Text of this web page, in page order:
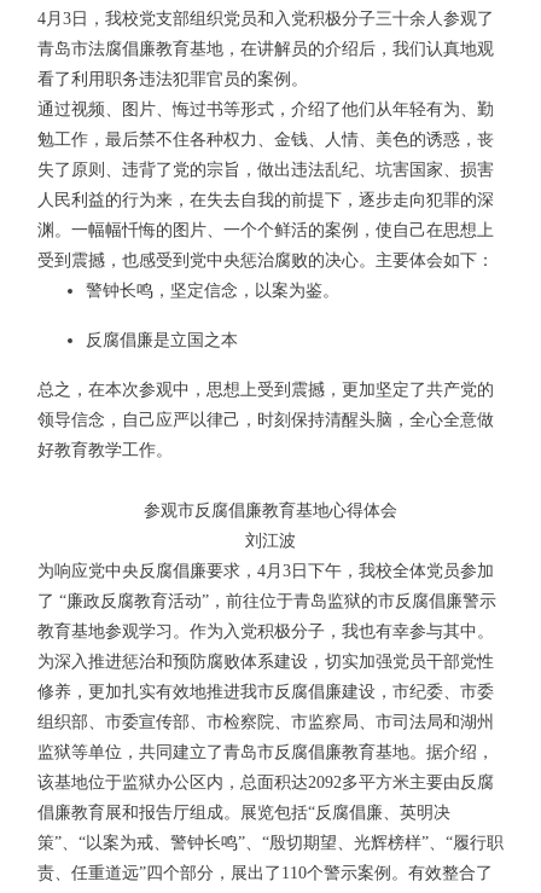
4月3日，我校党支部组织党员和入党积极分子三十余人参观了
青岛市法腐倡廉教育基地，在讲解员的介绍后，我们认真地观
看了利用职务违法犯罪官员的案例。
通过视频、图片、悔过书等形式，介绍了他们从年轻有为、勤
勉工作，最后禁不住各种权力、金钱、人情、美色的诱惑，丧
失了原则、违背了党的宗旨，做出违法乱纪、坑害国家、损害
人民利益的行为来，在失去自我的前提下，逐步走向犯罪的深
渊。一幅幅忏悔的图片、一个个鲜活的案例，使自己在思想上
受到震撼，也感受到党中央惩治腐败的决心。主要体会如下：
警钟长鸣，坚定信念，以案为鉴。
反腐倡廉是立国之本
总之，在本次参观中，思想上受到震撼，更加坚定了共产党的
领导信念，自己应严以律己，时刻保持清醒头脑，全心全意做
好教育教学工作。
参观市反腐倡廉教育基地心得体会
刘江波
为响应党中央反腐倡廉要求，4月3日下午，我校全体党员参加
了 “廉政反腐教育活动”，前往位于青岛监狱的市反腐倡廉警示
教育基地参观学习。作为入党积极分子，我也有幸参与其中。
为深入推进惩治和预防腐败体系建设，切实加强党员干部党性
修养，更加扎实有效地推进我市反腐倡廉建设，市纪委、市委
组织部、市委宣传部、市检察院、市监察局、市司法局和湖州
监狱等单位，共同建立了青岛市反腐倡廉教育基地。据介绍，
该基地位于监狱办公区内，总面积达2092多平方米主要由反腐
倡廉教育展和报告厅组成。展览包括“反腐倡廉、英明决
策”、“以案为戒、警钟长鸣”、“殷切期望、光辉榜样”、“履行职
责、任重道远”四个部分，展出了110个警示案例。有效整合了